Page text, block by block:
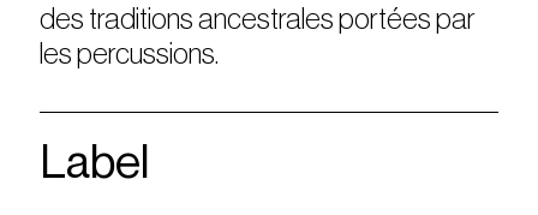
des traditions ancestrales portées par
les percussions.
Label